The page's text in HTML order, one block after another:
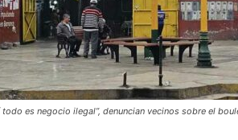
todo es negocio ilegal”, denuncian vecinos sobre el